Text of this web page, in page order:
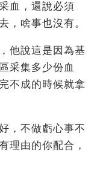
血，還說必須
，啥事也沒有。
他說這是因為基
采集多少份血
不成的時候就拿
，不做虧心事不
理由的你配合，